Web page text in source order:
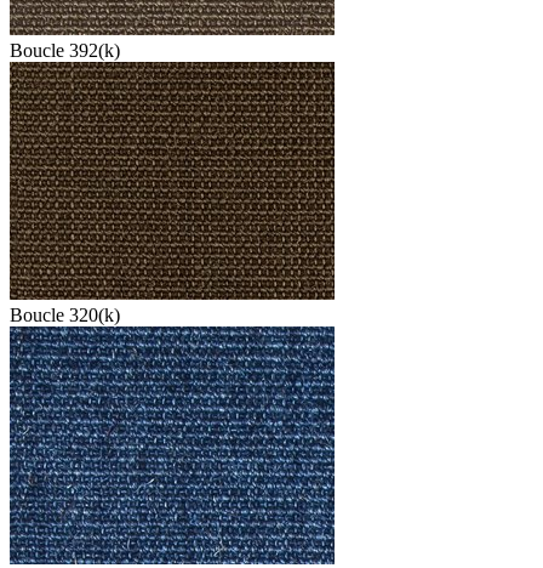
Boucle 392(k)
Boucle 320(k)